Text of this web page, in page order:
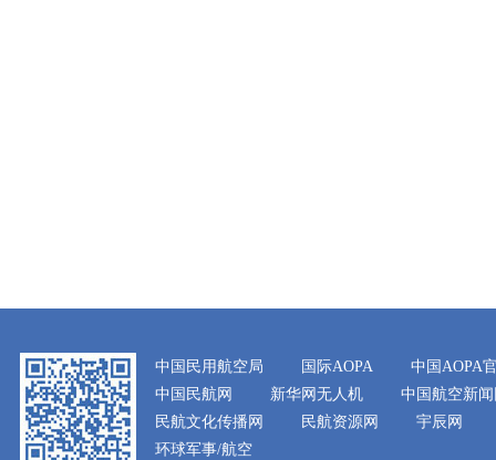
中国民用航空局 国际AOPA
中国AOPA
中国民航网
新华网无人机
中国航空新
民航文化传播网
民航资源网
宇辰网
环球军事/航空